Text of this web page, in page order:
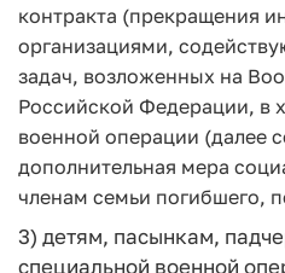
контракта (прекращения
организациями,
задач, возложенных на
Российской Федерации, в
военной операции (далее
дополнительная мера
членам семьи погибшего,
3) детям, пасынкам,
специальной военной